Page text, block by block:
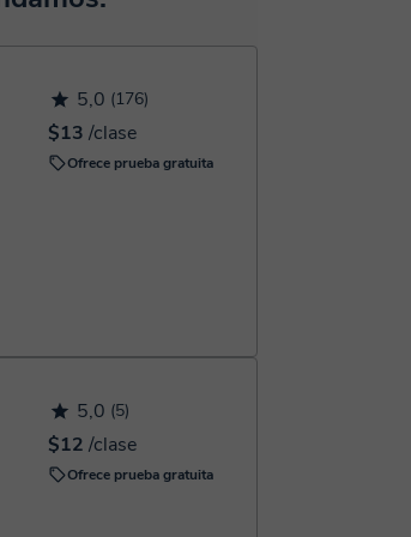
5,0 (176)
$13 /clase
Ofrece prueba gratuita
5,0 (5)
$12 /clase
Ofrece prueba gratuita